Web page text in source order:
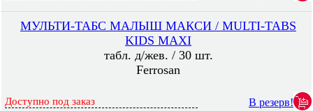
МУЛЬТИ-ТАБС МАЛЫШ МАКСИ / MULTI-TABS
KIDS MAXI
табл. д/жев. / 30 шт.
Ferrosan
Доступно под заказ В резерв!